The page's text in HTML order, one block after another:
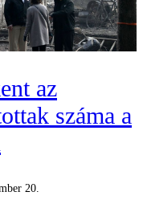
az
száma a
20.